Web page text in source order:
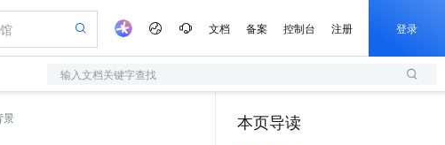
文档 备案 控制台 注册 登录
输入文档关键字查找
景 本页导读
模型服务平台百炼
轻量应用服务器
一句话生成原生可编辑精美 PPT 文稿
景体验 AI 活动
AI 生产力先锋
报价器
阿里云 OPC 创新助力计划
软件 专业服务
伙伴合作计划 服务伙伴合作计划
Al MaaS 服务伙伴赋能合作
云认证 开发者社区
活动 加入我们